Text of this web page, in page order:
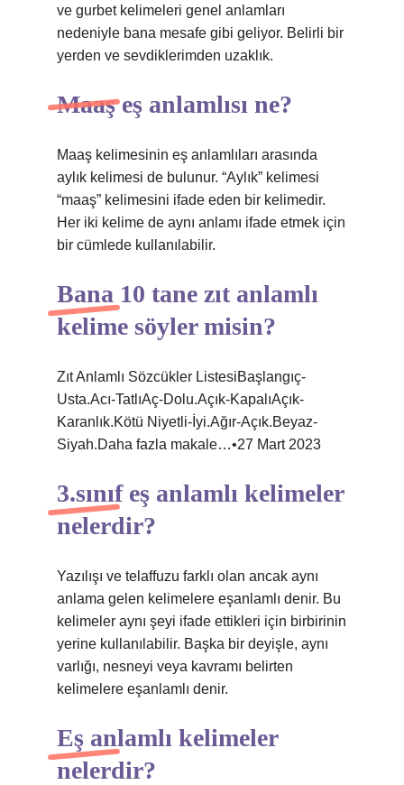
ve gurbet kelimeleri genel anlamları
nedeniyle bana mesafe gibi geliyor. Belirli bir
yerden ve sevdiklerimden uzaklık.
Maaş eş anlamlısı ne?
Maaş kelimesinin eş anlamlıları arasında
aylık kelimesi de bulunur. “Aylık” kelimesi
“maaş” kelimesini ifade eden bir kelimedir.
Her iki kelime de aynı anlamı ifade etmek için
bir cümlede kullanılabilir.
Bana 10 tane zıt anlamlı
kelime söyler misin?
Zıt Anlamlı Sözcükler ListesiBaşlangıç-
Usta.Acı-TatlıAç-Dolu.Açık-KapalıAçık-
Karanlık.Kötü Niyetli-İyi.Ağır-Açık.Beyaz-
Siyah.Daha fazla makale…•27 Mart 2023
3.sınıf eş anlamlı kelimeler
nelerdir?
Yazılışı ve telaffuzu farklı olan ancak aynı
anlama gelen kelimelere eşanlamlı denir. Bu
kelimeler aynı şeyi ifade ettikleri için birbirinin
yerine kullanılabilir. Başka bir deyişle, aynı
varlığı, nesneyi veya kavramı belirten
kelimelere eşanlamlı denir.
Eş anlamlı kelimeler
nelerdir?